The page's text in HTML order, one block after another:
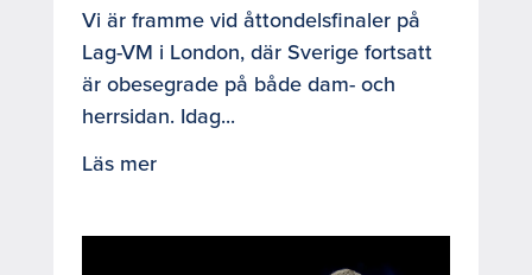
Vi är framme vid åttondelsfinaler på
Lag-VM i London, där Sverige fortsatt
är obesegrade på både dam- och
herrsidan. Idag...
Läs mer